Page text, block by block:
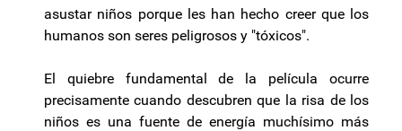
asustar niños porque les han hecho creer que los
humanos son seres peligrosos y "tóxicos".
El quiebre fundamental de la película ocurre
precisamente cuando descubren que la risa de los
niños es una fuente de energía muchísimo más